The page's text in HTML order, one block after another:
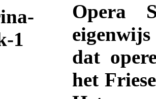
Opera
dat
het